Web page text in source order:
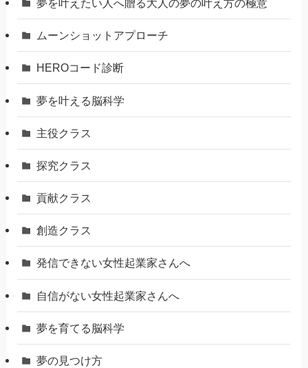
夢を叶えたい人へ贈る大人の夢の叶え方の極意
ムーンショットアプローチ
HEROコード診断
夢を叶える脳科学
主役クラス
探究クラス
貢献クラス
創造クラス
発信できない女性起業家さんへ
自信がない女性起業家さんへ
夢を育てる脳科学
夢の見つけ方